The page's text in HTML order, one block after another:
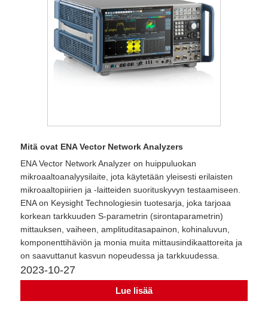
Mitä ovat ENA Vector Network Analyzers
​ENA Vector Network Analyzer on huippuluokan
mikroaaltoanalyysilaite, jota käytetään yleisesti erilaisten
mikroaaltopiirien ja -laitteiden suorituskyvyn testaamiseen.
ENA on Keysight Technologiesin tuotesarja, joka tarjoaa
korkean tarkkuuden S-parametrin (sirontaparametrin)
mittauksen, vaiheen, amplituditasapainon, kohinaluvun,
komponenttihäviön ja monia muita mittausindikaattoreita ja
on saavuttanut kasvun nopeudessa ja tarkkuudessa.
2023-10-27
Lue lisää